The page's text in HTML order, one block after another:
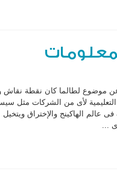
موضوع لطالما كان نقطة
لأى من الشركات مثل
الهاكينج والإختراق
...